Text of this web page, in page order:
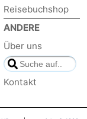
Reisebuchshop
ANDERE
Über uns
Kontakt